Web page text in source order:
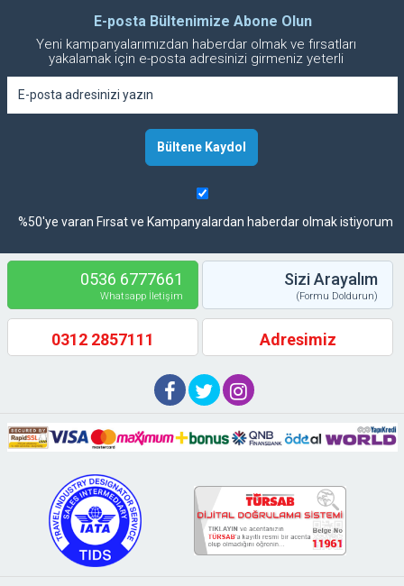
E-posta Bültenimize Abone Olun
Yeni kampanyalarımızdan haberdar olmak ve fırsatları
yakalamak için e-posta adresinizi girmeniz yeterli
%50'ye varan Fırsat ve Kampanyalardan haberdar olmak istiyorum
0536 6777661
Whatsapp İletişim
Sizi Arayalım
(Formu Doldurun)
0312 2857111 Adresimiz